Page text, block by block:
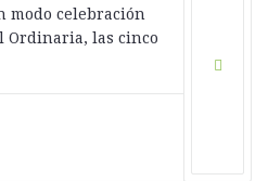
modo celebración
Ordinaria, las cinco